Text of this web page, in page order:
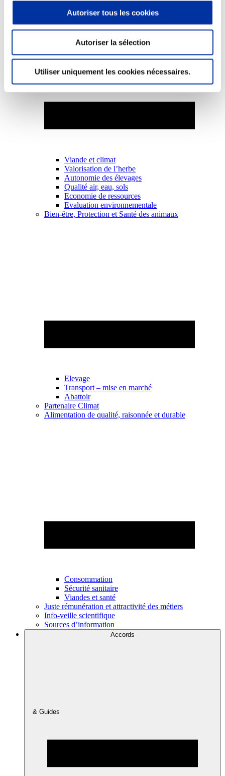
Autoriser tous les cookies
Autoriser la sélection
Utiliser uniquement les cookies nécessaires.
Viande et climat
Valorisation de l’herbe
Autonomie des élevages
Qualité air, eau, sols
Economie de ressources
Evaluation environnementale
Bien-être, Protection et Santé des animaux
Elevage
Transport – mise en marché
Abattoir
Partenaire Climat
Alimentation de qualité, raisonnée et durable
Consommation
Sécurité sanitaire
Viandes et santé
Juste rémunération et attractivité des métiers
Info-veille scientifique
Sources d’information
Accords
& Guides